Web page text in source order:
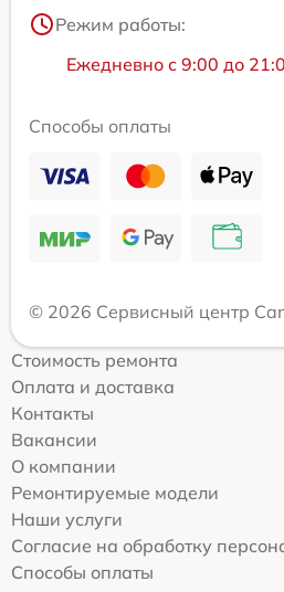
Режим работы:
Ежедневно с 9:00 до
Способы оплаты
© 2026 Сервисный центр
Стоимость ремонта
Оплата и доставка
Контакты
Вакансии
О компании
Ремонтируемые модели
Наши услуги
Согласие на обработку
Способы оплаты